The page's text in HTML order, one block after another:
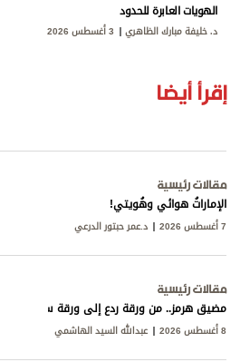
الهويات العابرة للحدود
د. خليفة مبارك الظاهري 3 أغسطس 2026
إقرأ أيضا
مقالات رئيسية
الإماراتُ هوائي وهُويتي!
7 أغسطس 2026 د.عمر حبتور الدرعي
مقالات رئيسية
مضيق هرمز.. من ورقة ردع إلى ورقة سيادة
8 أغسطس 2026 عبدالله السيد الهاشمي